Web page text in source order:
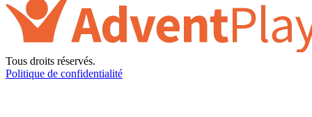
Tous droits réservés.
Politique de confidentialité